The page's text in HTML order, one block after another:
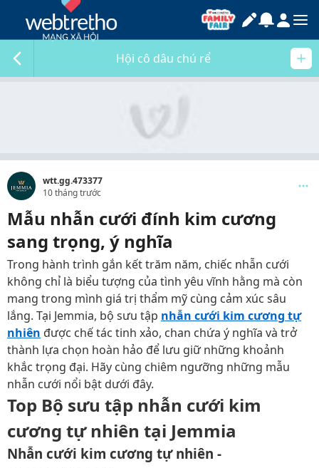
Hội cô dâu chú rể
wtt.gg.473377
10 tháng trước
Mẫu nhẫn cưới đính kim cương
sang trọng, ý nghĩa
Trong hành trình gắn kết trăm năm, chiếc nhẫn cưới
không chỉ là biểu tượng của tình yêu vĩnh hằng mà còn
mang trong mình giá trị thẩm mỹ cùng cảm xúc sâu
lắng. Tại Jemmia, bộ sưu tập nhẫn cưới kim cương tự
nhiên được chế tác tinh xảo, chan chứa ý nghĩa và trở
thành lựa chọn hoàn hảo để lưu giữ những khoảnh
khắc trọng đại. Hãy cùng chiêm ngưỡng những mẫu
nhẫn cưới nổi bật dưới đây.
Top Bộ sưu tập nhẫn cưới kim
cương tự nhiên tại Jemmia
Nhẫn cưới kim cương tự nhiên -